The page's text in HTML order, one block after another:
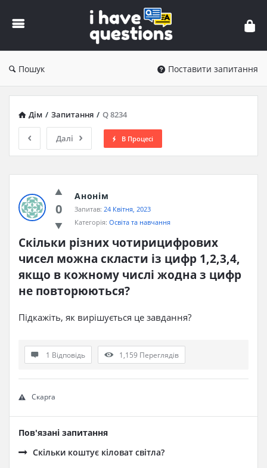
iHaveQuestions
Пошук Поставити запитання
Дім / Запитання / Q 8234
Далі В Процесі
0
Анонім
Запитав: 24 Квітня, 2023
Категорія: Освіта та навчання
Скільки різних чотирицифрових
чисел можна скласти із цифр 1,2,3,4,
якщо в кожному числі жодна з цифр
не повторюються?
Підкажіть, як вирішується це завдання?
1 Відповідь 1,159 Переглядів
Скарга
Пов'язані запитання
Скільки коштує кіловат світла?